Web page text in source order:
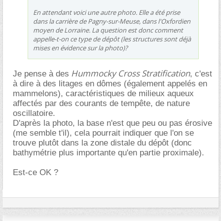
En attendant voici une autre photo. Elle a été prise
dans la carrière de Pagny-sur-Meuse, dans l'Oxfordien
moyen de Lorraine. La question est donc comment
appelle-t-on ce type de dépôt (les structures sont déjà
mises en évidence sur la photo)?
Je pense à des Hummocky Cross Stratification, c'est
à dire à des litages en dômes (également appelés en
mammelons), caractéristiques de milieux aqueux
affectés par des courants de tempête, de nature
oscillatoire.
D'après la photo, la base n'est que peu ou pas érosive
(me semble t'il), cela pourrait indiquer que l'on se
trouve plutôt dans la zone distale du dépôt (donc
bathymétrie plus importante qu'en partie proximale).
Est-ce OK ?